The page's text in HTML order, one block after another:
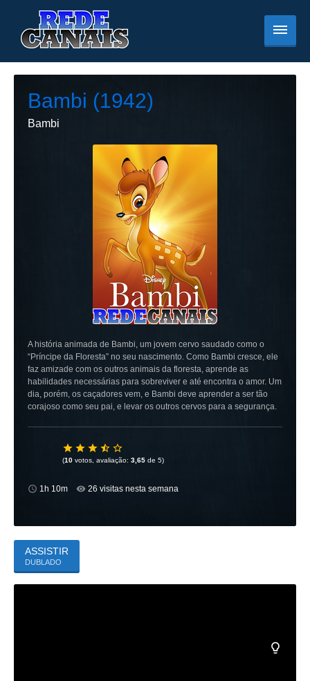
Bambi (1942)
Bambi
A história animada de Bambi, um jovem cervo saudado como o
“Príncipe da Floresta” no seu nascimento. Como Bambi cresce, ele
faz amizade com os outros animais da floresta, aprende as
habilidades necessárias para sobreviver e até encontra o amor. Um
dia, porém, os caçadores vem, e Bambi deve aprender a ser tão
corajoso como seu pai, e levar os outros cervos para a segurança.
(10 votos, avaliação: 3,65 de 5)
1h 10m 26 visitas nesta semana
ASSISTIR
DUBLADO